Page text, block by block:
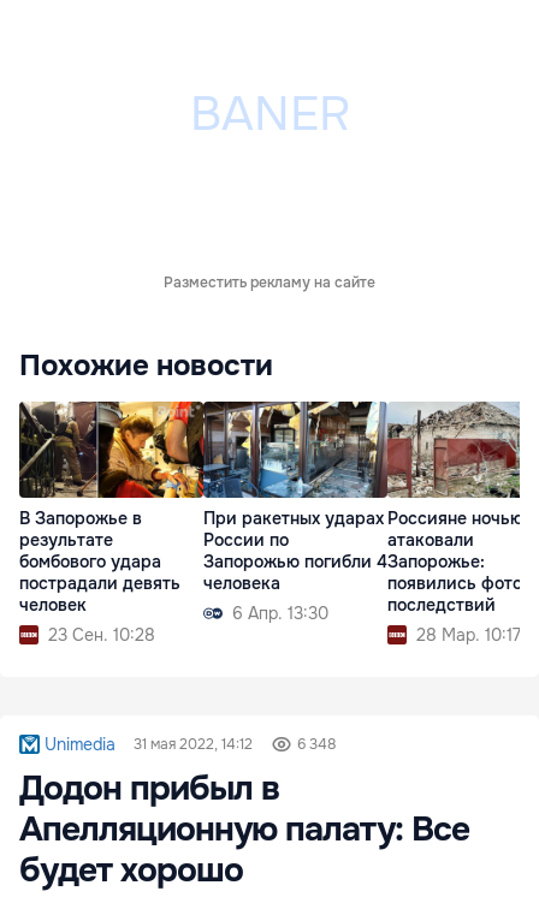
Разместить рекламу на сайте
Похожие новости
В Запорожье в
результате
бомбового удара
пострадали девять
человек
23 Сен. 10:28
При ракетных ударах
России по
Запорожью погибли 4
человека
6 Апр. 13:30
Россияне ночью
атаковали
Запорожье:
появились фото
последствий
28 Мар. 10:17
Unimedia 31 мая 2022, 14:12 6 348
Додон прибыл в
Апелляционную палату: Все
будет хорошо